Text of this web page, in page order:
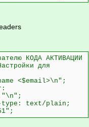
КОДА АКТИВАЦИИ
для
<$email>\n";
type: text/plain;